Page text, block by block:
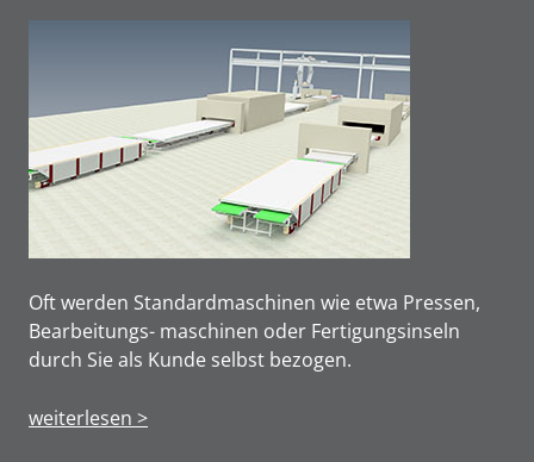
Oft werden Standardmaschinen wie etwa Pressen,
Bearbeitungs- maschinen oder Fertigungsinseln
durch Sie als Kunde selbst bezogen.
weiterlesen >